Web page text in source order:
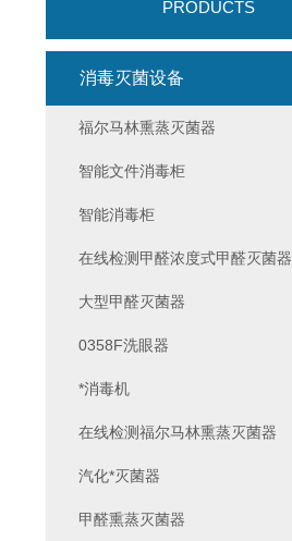
PRODUCTS
消毒灭菌设备
福尔马林熏蒸灭菌器
智能文件消毒柜
智能消毒柜
在线检测甲醛浓度式甲醛灭菌器
大型甲醛灭菌器
0358F洗眼器
*消毒机
在线检测福尔马林熏蒸灭菌器
汽化*灭菌器
甲醛熏蒸灭菌器